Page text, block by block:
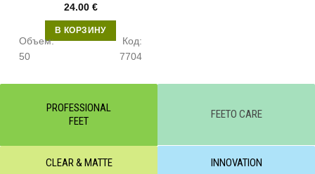
24.00 €
В КОРЗИНУ
Код:
7704
Объем:
50
PROFESSIONAL
FEET
FEETO CARE
CLEAR & MATTE INNOVATION